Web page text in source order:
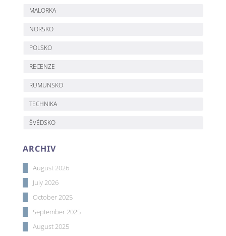
MALORKA
NORSKO
POLSKO
RECENZE
RUMUNSKO
TECHNIKA
ŠVÉDSKO
ARCHIV
August 2026
July 2026
October 2025
September 2025
August 2025